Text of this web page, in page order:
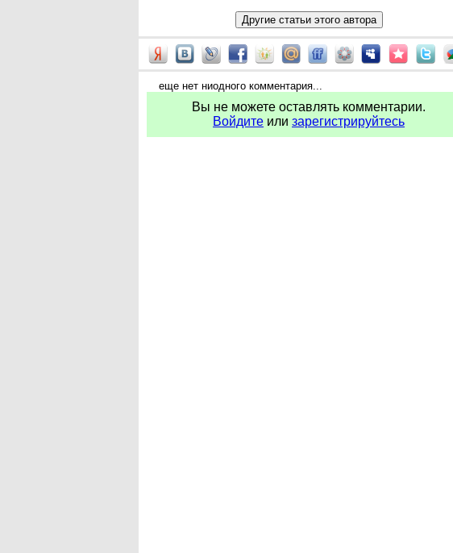
еще нет ниодного комментария...
Вы не можете оставлять комментарии.
Войдите или зарегистрируйтесь